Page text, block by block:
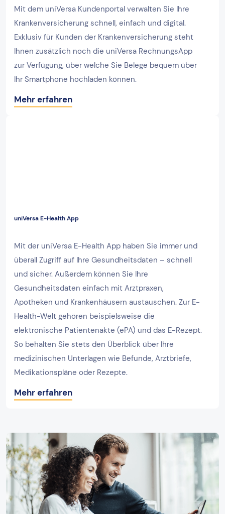
Mit dem uniVersa Kundenportal verwalten Sie Ihre
Krankenversicherung schnell, einfach und digital.
Exklusiv für Kunden der Krankenversicherung steht
Ihnen zusätzlich noch die uniVersa RechnungsApp
zur Verfügung, über welche Sie Belege bequem über
Ihr Smartphone hochladen können.
Mehr erfahren
uniVersa E-Health App
Mit der uniVersa E-Health App haben Sie immer und
überall Zugriff auf Ihre Gesundheitsdaten – schnell
und sicher. Außerdem können Sie Ihre
Gesundheitsdaten einfach mit Arztpraxen,
Apotheken und Krankenhäusern austauschen. Zur E-
Health-Welt gehören beispielsweise die
elektronische Patientenakte (ePA) und das E-Rezept.
So behalten Sie stets den Überblick über Ihre
medizinischen Unterlagen wie Befunde, Arztbriefe,
Medikationspläne oder Rezepte.
Mehr erfahren